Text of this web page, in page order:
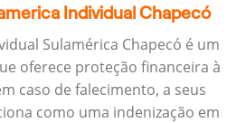
Individual Chapecó
Sulamérica Chapecó é um
oferece proteção financeira à
caso de falecimento, a seus
como uma indenização em